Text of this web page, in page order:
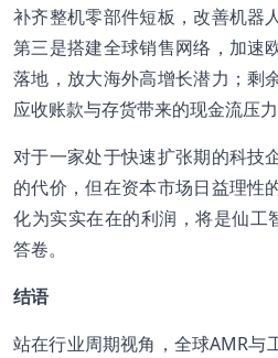
补齐整机零部件短板，改善机器
第三是搭建全球销售网络，加速
落地，放大海外高增长潜力；剩
应收账款与存货带来的现金流压力
对于一家处于快速扩张期的科技
的代价，但在资本市场日益理性
化为实实在在的利润，将是仙工
答卷。
结语
站在行业周期视角，全球AMR与